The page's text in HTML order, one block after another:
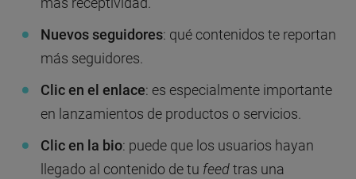
Nuevos seguidores: qué contenidos te reportan
más seguidores.
Clic en el enlace: es especialmente importante
en lanzamientos de productos o servicios.
Clic en la bio: puede que los usuarios hayan
llegado al contenido de tu feedtras una